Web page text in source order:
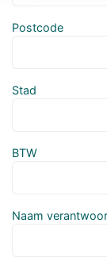
Postcode
Stad
BTW
Naam